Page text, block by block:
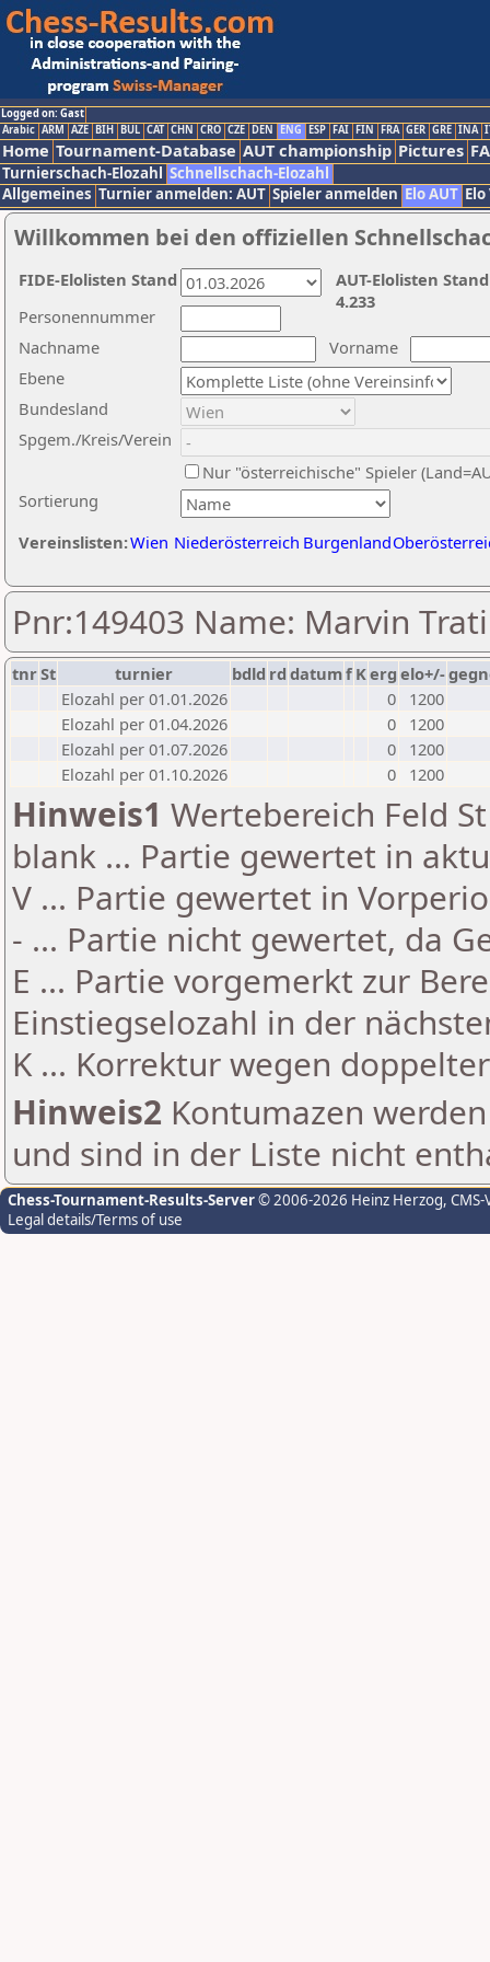
Logged on: Gast
Arabic ARM AZE BIH BUL CAT CHN CRO CZE DEN ENG ESP FAI FIN FRA GER GRE INA
Home Tournament-Database AUT championship Pictures
Turnierschach-Elozahl Schnellschach-Elozahl
Allgemeines Turnier anmelden: AUT Spieler anmelden Elo AUT
Willkommen bei den offiziellen
Nachname
Vorname
Ebene
Sortierung
Personennummer
Bundesland
Spgem./Kreis/Verein
Nur "österreichische" Spieler
Vereinslisten:Wien Niederösterreich Burgenland
AUT-Elolisten
4.233
FIDE-Elolisten Stand
Pnr:149403 Name: Marvin
tnrSt turnier bdld rd datumf Kerg elo+/-
Elozahl per 01.01.2026
0
1200
Elozahl per 01.04.2026
0
1200
Elozahl per 01.07.2026
0
1200
Elozahl per 01.10.2026
0 1200
Hinweis1 Wertebereich Feld
blank ... Partie gewertet in
V ... Partie gewertet in
- ... Partie nicht gewertet, da
E ... Partie vorgemerkt zur
Einstiegselozahl in der
K ... Korrektur wegen
Hinweis2 Kontumazen
und sind in der Liste nicht
Chess-Tournament-Results-Server© 2006-2026 Heinz Herzog,
Legal details/Terms of use